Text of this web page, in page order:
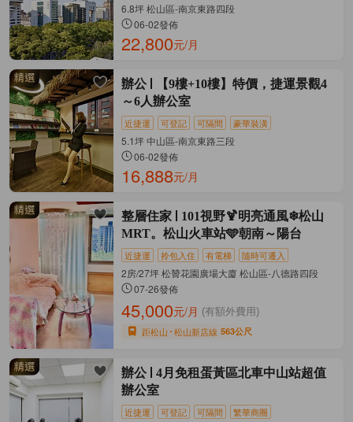
6.8坪 松山區-南京東路四段
06-02發佈
22,800元/月
辦公
【9樓+10樓】特價，捷運景觀4
～6人辦公室
近捷運 可登記 可隔間 豪華裝潢
5.1坪 中山區-南京東路三段
06-02發佈
16,888元/月
整層住家
101視野🍹明亮通風❄松山
MRT。松山火車站🩵朝南～陽台
近捷運 拎包入住 有電梯 隨時可遷入
2房/27坪 松贊花園廣場大廈 松山區-八德路四段
07-26發佈
45,000元/月 (有額外費用)
距松山 松山新店線 563公尺
辦公
4月免租蛋黃區北車中山站超值
辦公室
近捷運 可登記 可隔間 繁華商圈